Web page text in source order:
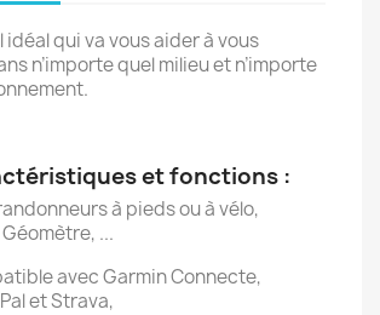
idéal qui va vous aider à vous
n’importe quel milieu et n’importe
et fonctions :
à pieds ou à vélo,
...
avec Garmin Connecte,
et Strava,